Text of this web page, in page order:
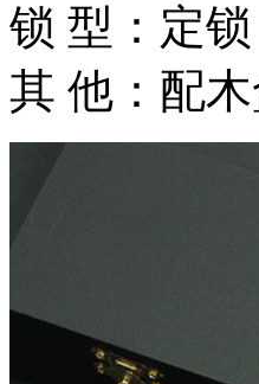
锁 型：定锁
其 他：配